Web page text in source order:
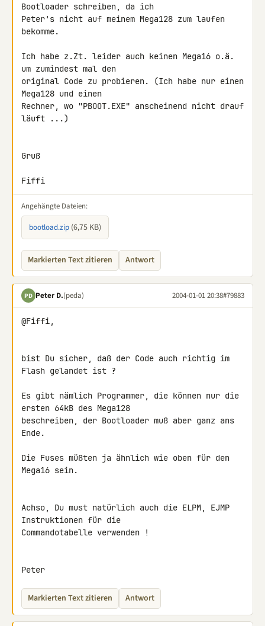
Bootloader schreiben, da ich
Peter's nicht auf meinem Mega128 zum laufen
bekomme.
Ich habe z.Zt. leider auch keinen Mega16 o.ä.
um zumindest mal den
original Code zu probieren. (Ich habe nur einen
Mega128 und einen
Rechner, wo "PBOOT.EXE" anscheinend nicht drauf
läuft ...)
Gruß
Fiffi
Angehängte Dateien:
bootload.zip (6,75 KB)
Markierten Text zitieren Antwort
PD Peter D.(peda) 2004-01-01 20:38#79883
@Fiffi,
bist Du sicher, daß der Code auch richtig im
Flash gelandet ist ?
Es gibt nämlich Programmer, die können nur die
ersten 64kB des Mega128
beschreiben, der Bootloader muß aber ganz ans
Ende.
Die Fuses müßten ja ähnlich wie oben für den
Mega16 sein.
Achso, Du must natürlich auch die ELPM, EJMP
Instruktionen für die
Commandotabelle verwenden !
Peter
Markierten Text zitieren Antwort